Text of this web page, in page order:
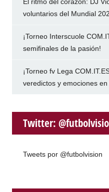
El ritmo del corazón: DJ
voluntarios del Mundial
¡Torneo Interscuole
semifinales de la pasión!
¡Torneo fv Lega
veredictos y emociones en
Twitter:
Tweets por @futbolvision